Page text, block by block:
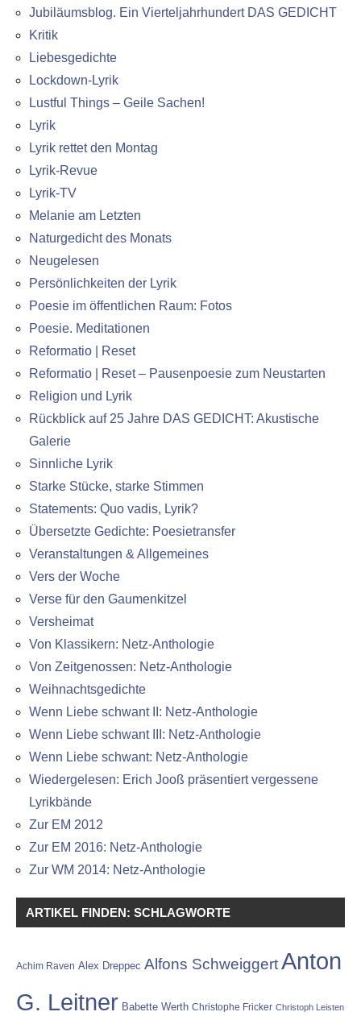
Jubiläumsblog. Ein Vierteljahrhundert DAS GEDICHT
Kritik
Liebesgedichte
Lockdown-Lyrik
Lustful Things – Geile Sachen!
Lyrik
Lyrik rettet den Montag
Lyrik-Revue
Lyrik-TV
Melanie am Letzten
Naturgedicht des Monats
Neugelesen
Persönlichkeiten der Lyrik
Poesie im öffentlichen Raum: Fotos
Poesie. Meditationen
Reformatio | Reset
Reformatio | Reset – Pausenpoesie zum Neustarten
Religion und Lyrik
Rückblick auf 25 Jahre DAS GEDICHT: Akustische
Galerie
Sinnliche Lyrik
Starke Stücke, starke Stimmen
Statements: Quo vadis, Lyrik?
Übersetzte Gedichte: Poesietransfer
Veranstaltungen & Allgemeines
Vers der Woche
Verse für den Gaumenkitzel
Versheimat
Von Klassikern: Netz-Anthologie
Von Zeitgenossen: Netz-Anthologie
Weihnachtsgedichte
Wenn Liebe schwant II: Netz-Anthologie
Wenn Liebe schwant III: Netz-Anthologie
Wenn Liebe schwant: Netz-Anthologie
Wiedergelesen: Erich Jooß präsentiert vergessene
Lyrikbände
Zur EM 2012
Zur EM 2016: Netz-Anthologie
Zur WM 2014: Netz-Anthologie
ARTIKEL FINDEN: SCHLAGWORTE
Achim Raven Alex Dreppec Alfons SchweiggertAnton
G. Leitner Babette Werth Christophe Fricker Christoph Leisten